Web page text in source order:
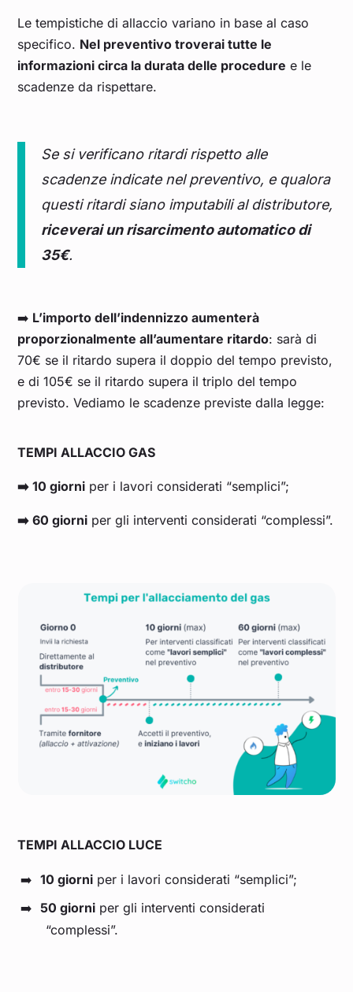
Le tempistiche di allaccio variano in base al caso
specifico. Nel preventivo troverai tutte le
informazioni circa la durata delle procedure e le
scadenze da rispettare.
Se si verificano ritardi rispetto alle
scadenze indicate nel preventivo, e qualora
questi ritardi siano imputabili al distributore,
riceverai un risarcimento automatico di
35€.
➡️ L’importo dell’indennizzo aumenterà
proporzionalmente all’aumentare ritardo: sarà di
70€ se il ritardo supera il doppio del tempo previsto,
e di 105€ se il ritardo supera il triplo del tempo
previsto. Vediamo le scadenze previste dalla legge:
TEMPI ALLACCIO GAS
➡️ 10 giorni per i lavori considerati “semplici”;
➡️ 60 giorni per gli interventi considerati “complessi”.
TEMPI ALLACCIO LUCE
10 giorni per i lavori considerati “semplici”;
50 giorni per gli interventi considerati
“complessi”.